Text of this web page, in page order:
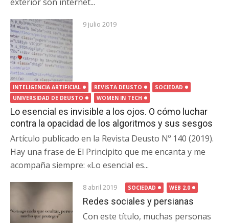
9 julio 2019
INTELIGENCIA ARTIFICIAL REVISTA DEUSTO
SOCIEDAD
UNIVERSIDAD DE DEUSTO
WOMEN IN TECH
Lo esencial es invisible a los ojos. O cómo luchar
contra la opacidad de los algoritmos y sus sesgos
Artículo publicado en la Revista Deusto Nº 140 (2019).
Hay una frase de El Principito que me encanta y me
acompaña siempre: «Lo esencial es...
8 abril 2019 SOCIEDAD WEB 2.0
Redes sociales y persianas
Con este título, muchas personas